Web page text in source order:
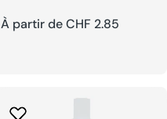
Prix
À partir de CHF 2.85